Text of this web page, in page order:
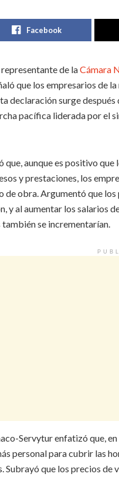
Facebook
de laCámara
que los empresarios de
declaración surge
pacífica liderada por el
que, aunque es positivo
y prestaciones, los
de obra. Argumentó que
y al aumentar los salarios
se incrementarían.
Servytur enfatizó que,
personal para cubrir las
Subrayó que los precios